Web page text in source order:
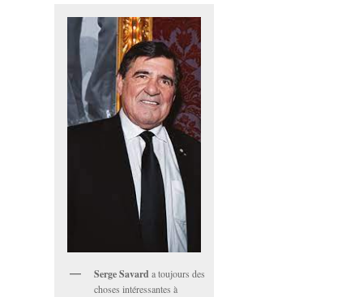
Serge Savard a toujours des
choses intéressantes à